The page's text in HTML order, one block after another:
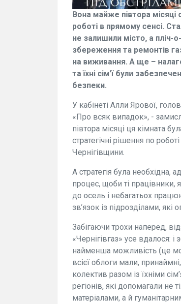
Вона майже півтора
роботі в прямому сенсі.
не залишили місто, а пліч-
збереження та ремонтів
на виживання. А ще –
та їхні сім’ї були
безпеки.
У кабінеті Алли Ярової,
«Про всяк випадок», -
півтора місяці ця кімната
стратегічні рішення по
Чернігівщини.
А стратегія була необхідна,
процес, щоби ті працівники,
до осель і небагатьох
зв’язок із підрозділами, які
Забігаючи трохи наперед,
«Чернігівгаз» усе вдалося:
найменша можливість (це
всієї облоги мали,
колектив разом із їхніми
регіонів, які допомагали не
матеріалами, а й